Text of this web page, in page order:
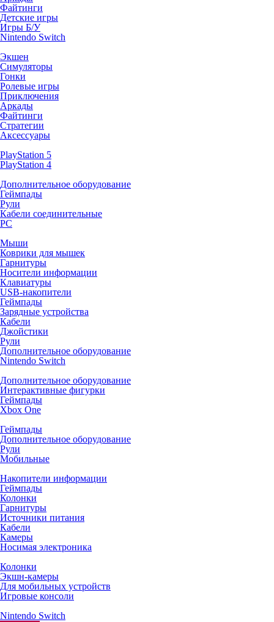
Файтинги
Детские игры
Игры Б/У
Nintendo Switch
Экшен
Симуляторы
Гонки
Ролевые игры
Приключения
Аркады
Файтинги
Стратегии
Аксессуары
PlayStation 5
PlayStation 4
Дополнительное оборудование
Геймпады
Рули
Кабели соединительные
PC
Мыши
Коврики для мышек
Гарнитуры
Носители информации
Клавиатуры
USB-накопители
Геймпады
Зарядные устройства
Кабели
Джойстики
Рули
Дополнительное оборудование
Nintendo Switch
Дополнительное оборудование
Интерактивные фигурки
Геймпады
Xbox One
Геймпады
Дополнительное оборудование
Рули
Мобильные
Накопители информации
Геймпады
Колонки
Гарнитуры
Источники питания
Кабели
Камеры
Носимая электроника
Колонки
Экшн-камеры
Для мобильных устройств
Игровые консоли
Nintendo Switch